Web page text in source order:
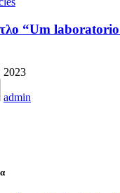
“Um
2023
admin